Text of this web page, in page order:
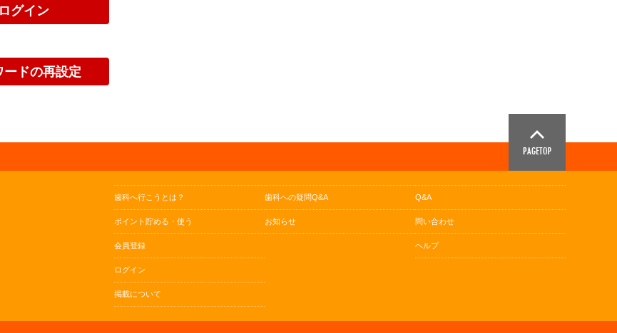
歯科へ行こうとは？
ポイント貯める・使う
会員登録
ログイン
掲載について
歯科への疑問Q&A
お知らせ
Q&A
問い合わせ
ヘルプ